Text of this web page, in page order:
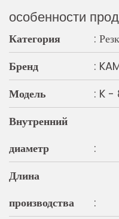
особенности
Категория
:
Бренд
:
Модель
: K -
Внутренний
диаметр
:
Длина
производства
: